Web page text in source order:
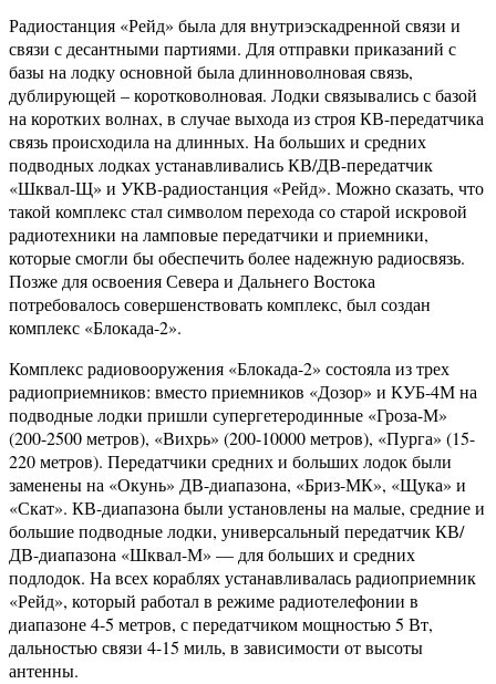
Радиостанция «Рейд» была для внутриэскадренной связи и
связи с десантными партиями. Для отправки приказаний с
базы на лодку основной была длинноволновая связь,
дублирующей – коротковолновая. Лодки связывались с базой
на коротких волнах, в случае выхода из строя КВ-передатчика
связь происходила на длинных. На больших и средних
подводных лодках устанавливались КВ/ДВ-передатчик
«Шквал-Щ» и УКВ-радиостанция «Рейд». Можно сказать, что
такой комплекс стал символом перехода со старой искровой
радиотехники на ламповые передатчики и приемники,
которые смогли бы обеспечить более надежную радиосвязь.
Позже для освоения Севера и Дальнего Востока
потребовалось совершенствовать комплекс, был создан
комплекс «Блокада-2».
Комплекс радиовооружения «Блокада-2» состояла из трех
радиоприемников: вместо приемников «Дозор» и КУБ-4М на
подводные лодки пришли супергетеродинные «Гроза-М»
(200-2500 метров), «Вихрь» (200-10000 метров), «Пурга» (15-
220 метров). Передатчики средних и больших лодок были
заменены на «Окунь» ДВ-диапазона, «Бриз-МК», «Щука» и
«Скат». КВ-диапазона были установлены на малые, средние и
большие подводные лодки, универсальный передатчик КВ/
ДВ-диапазона «Шквал-М» — для больших и средних
подлодок. На всех кораблях устанавливалась радиоприемник
«Рейд», который работал в режиме радиотелефонии в
диапазоне 4-5 метров, с передатчиком мощностью 5 Вт,
дальностью связи 4-15 миль, в зависимости от высоты
антенны.